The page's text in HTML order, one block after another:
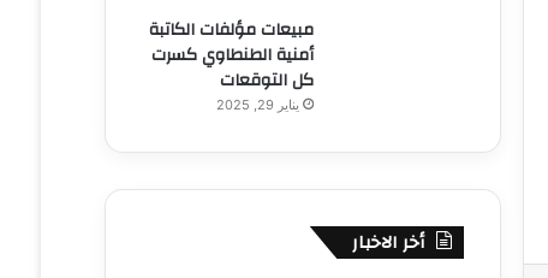
مبيعات مؤلفات الكاتبة
أمنية الطنطاوي كسرت
كل التوقعات
يناير 29, 2025
أخر الاخبار